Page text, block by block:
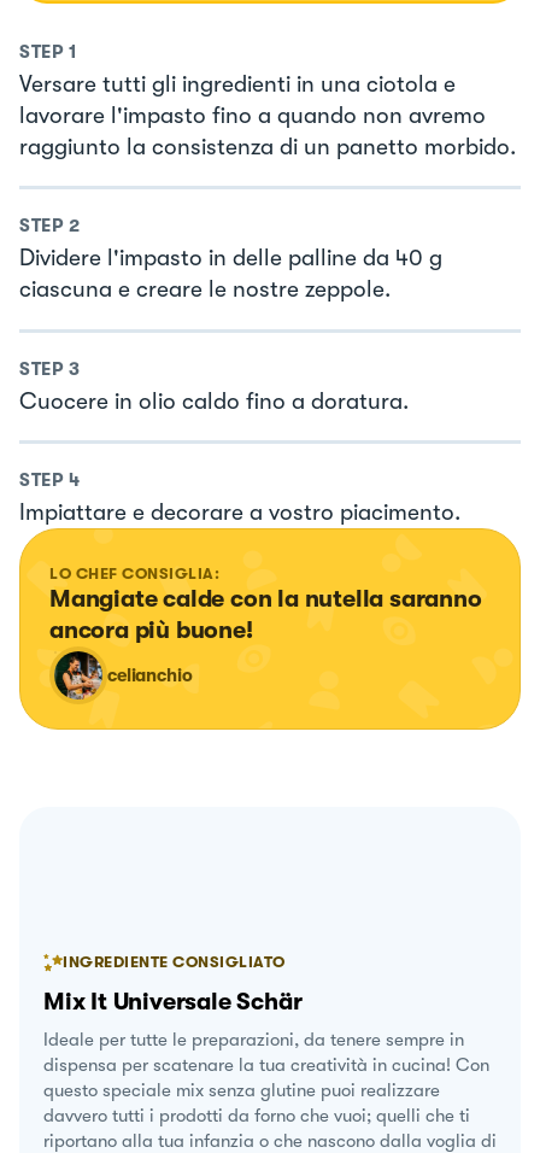
STEP 1
Versare tutti gli ingredienti in una ciotola e
lavorare l'impasto fino a quando non avremo
raggiunto la consistenza di un panetto morbido.
STEP 2
Dividere l'impasto in delle palline da 40 g
ciascuna e creare le nostre zeppole.
STEP 3
Cuocere in olio caldo fino a doratura.
STEP 4
Impiattare e decorare a vostro piacimento.
LO CHEF CONSIGLIA:
Mangiate calde con la nutella saranno
ancora più buone!
celianchio
INGREDIENTE CONSIGLIATO
Mix It Universale Schär
Ideale per tutte le preparazioni, da tenere sempre in
dispensa per scatenare la tua creatività in cucina! Con
questo speciale mix senza glutine puoi realizzare
davvero tutti i prodotti da forno che vuoi; quelli che ti
riportano alla tua infanzia o che nascono dalla voglia di